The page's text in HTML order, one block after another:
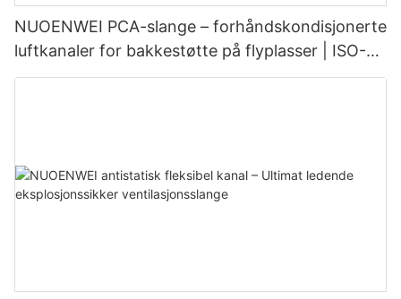
NUOENWEI PCA-slange – forhåndskondisjonerte
luftkanaler for bakkestøtte på flyplasser | ISO-
og UL94-sertifisert